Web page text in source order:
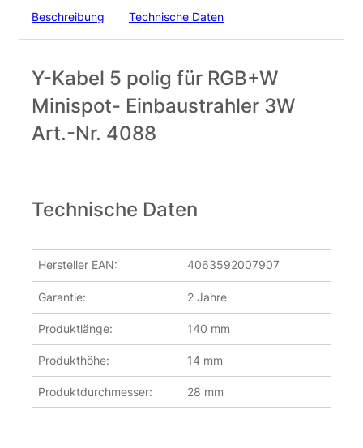
Nur noch 3 Stk. auf Lager
3,25€
15 Stk. auf Lager
Passendes Kabel 1,2m 5 polig für RGB+W Minispot-
Passendes Kabel 1,2m 5 polig für RGB+W Minispot-
Beschreibung Technische Daten
Y-Kabel 5 polig für RGB+W
Minispot- Einbaustrahler 3W
Art.-Nr. 4088
Technische Daten
Hersteller EAN: 4063592007907
Garantie: 2 Jahre
Produktlänge: 140 mm
Produkthöhe: 14 mm
Produktdurchmesser: 28 mm